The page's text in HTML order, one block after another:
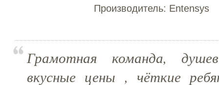
Производитель: Entensys
Грамотная команда,
вкусные цены , чёткие